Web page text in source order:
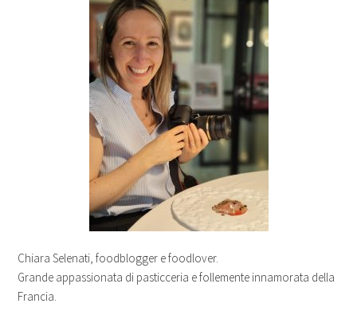
Chiara Selenati, foodblogger e foodlover.
Grande appassionata di pasticceria e follemente innamorata della
Francia.